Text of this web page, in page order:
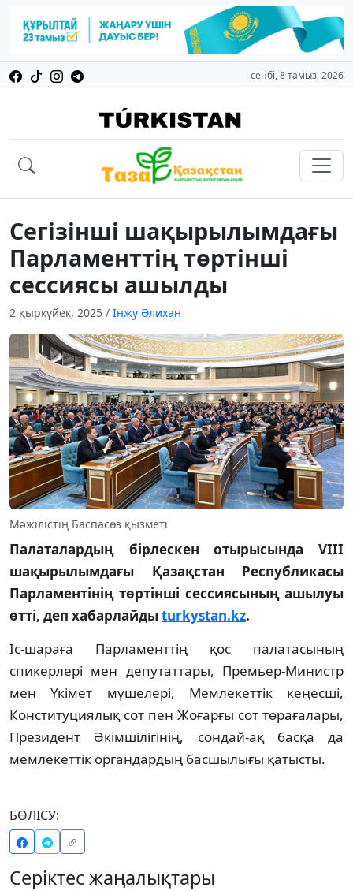
сенбі, 8 тамыз, 2026
Сегізінші шақырылымдағы
Парламенттің төртінші
сессиясы ашылды
2 қыркүйек, 2025 / Інжу Әлихан
Мәжілістің Баспасөз қызметі
Палаталардың бірлескен отырысында VIII
шақырылымдағы Қазақстан Республикасы
Парламентінің төртінші сессиясының ашылуы
өтті, деп хабарлайдыturkystan.kz.
Іс-шараға Парламенттің қос палатасының
спикерлері мен депутаттары, Премьер-Министр
мен Үкімет мүшелері, Мемлекеттік кеңесші,
Конституциялық сот пен Жоғарғы сот төрағалары,
Президент Әкімшілігінің, сондай-ақ басқа да
мемлекеттік органдардың басшылығы қатысты.
БӨЛІСУ:
Серіктес жаңалықтары